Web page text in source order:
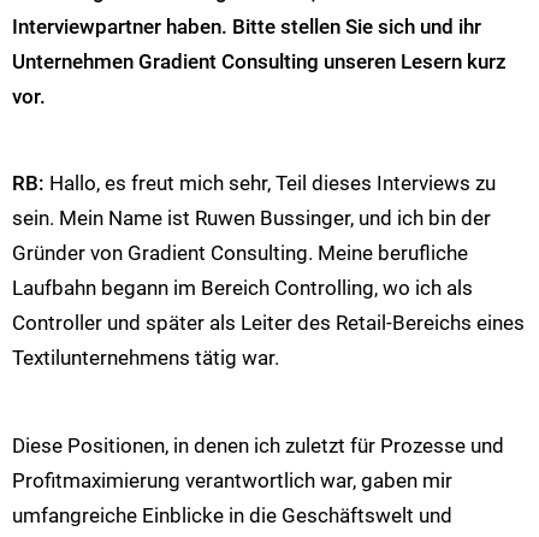
Interviewpartner haben. Bitte stellen Sie sich und ihr
Unternehmen Gradient Consulting unseren Lesern kurz
vor.
RB: Hallo, es freut mich sehr, Teil dieses Interviews zu
sein. Mein Name ist Ruwen Bussinger, und ich bin der
Gründer von Gradient Consulting. Meine berufliche
Laufbahn begann im Bereich Controlling, wo ich als
Controller und später als Leiter des Retail-Bereichs eines
Textilunternehmens tätig war.
Diese Positionen, in denen ich zuletzt für Prozesse und
Profitmaximierung verantwortlich war, gaben mir
umfangreiche Einblicke in die Geschäftswelt und